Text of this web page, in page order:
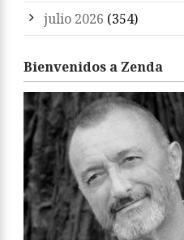
julio 2026 (354)
Bienvenidos a Zenda